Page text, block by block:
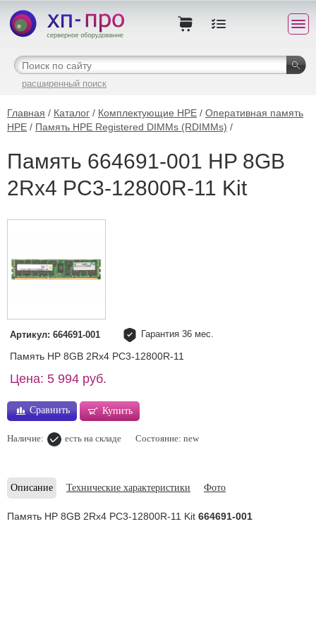
расширенный поиск
Главная / Каталог / Комплектующие HPE / Оперативная память
HPE / Память HPE Registered DIMMs (RDIMMs) /
Память 664691-001 HP 8GB
2Rx4 PC3-12800R-11 Kit
Артикул: 664691-001 Гарантия 36 мес.
Память HP 8GB 2Rx4 PC3-12800R-11
Цена: 5 994 руб.
Сравнить Купить
Наличие: есть на складе Состояние: new
Описание Технические характеристики Фото
Память HP 8GB 2Rx4 PC3-12800R-11 Kit 664691-001